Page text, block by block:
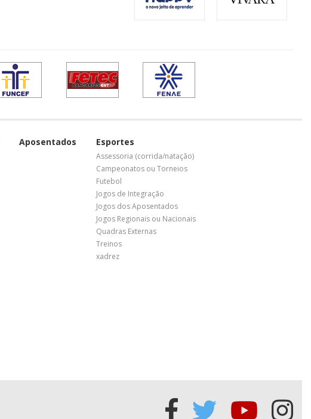
Aposentados Esportes
Assessoria (corrida/natação)
Campeonatos ou Torneios
Futebol
Jogos de Integração
Jogos dos Aposentados
Jogos Regionais ou Nacionais
Quadras Externas
Treinos
xadrez
Acessar
Acessar